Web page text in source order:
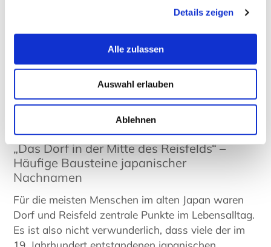
Details zeigen
Alle zulassen
Auswahl erlauben
Ablehnen
Viele Shinto-Priester besaßen seit Jahrhunderten
eigene Familiennamen. Einer von ihnen hat es
ebenfalls in die Top Ten der japanischen
Nachnahmen geschafft. Die in Deutschland
verbreitete Gewohnheit den Beruf zum
Nachnamen zu machen war in Japan weniger
üblich. Nur einer der zehn häufigsten japanischen
„Das Dorf in der Mitte des Reisfelds“ –
Häufige Bausteine japanischer
Nachnamen
Für die meisten Menschen im alten Japan waren
Dorf und Reisfeld zentrale Punkte im Lebensalltag.
Es ist also nicht verwunderlich, dass viele der im